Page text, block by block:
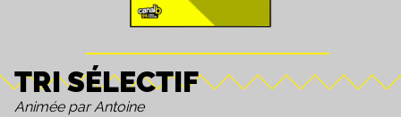
TRI SÉLECTIF
Animée par Antoine